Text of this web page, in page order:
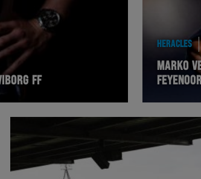
FF
HERACLES
MARKO